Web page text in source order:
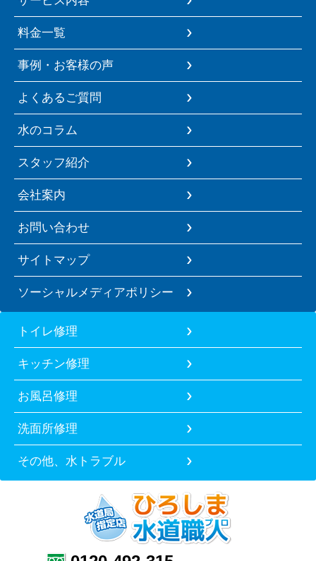
料金一覧
事例・お客様の声
よくあるご質問
水のコラム
スタッフ紹介
会社案内
お問い合わせ
サイトマップ
ソーシャルメディアポリシー
トイレ修理
キッチン修理
お風呂修理
洗面所修理
その他、水トラブル